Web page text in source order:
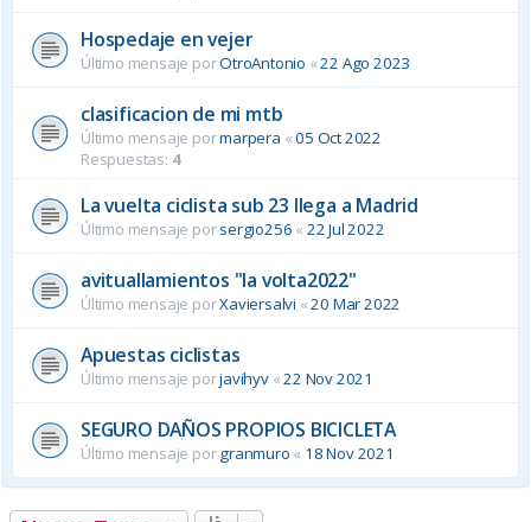
Hospedaje en vejer
Último mensaje porOtroAntonio «22 Ago 2023
clasificacion de mi mtb
Último mensaje pormarpera «05 Oct 2022
Respuestas: 4
La vuelta ciclista sub 23 llega a Madrid
Último mensaje porsergio256 « 22 Jul 2022
avituallamientos "la volta2022"
Último mensaje porXaviersalvi «20 Mar 2022
Apuestas ciclistas
Último mensaje porjavihyv«22 Nov 2021
SEGURO DAÑOS PROPIOS BICICLETA
Último mensaje porgranmuro « 18 Nov 2021